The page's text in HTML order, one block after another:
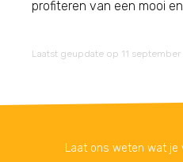
profiteren van een mooi
Laatst geupdate op 11 september
Laat ons weten wat je